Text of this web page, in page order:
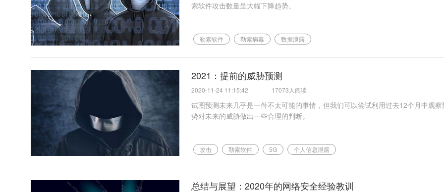
索软件攻击数量呈大幅下降趋势。
勒索软件 勒索病毒 数据泄露
2021：提前的威胁预测
2020-11-24 11:15:42 17073人阅读
试图预测未来几乎是一件不太可能的事情，但我们可以尝试利用过去12个月中观
势对未来的威胁做出一些合理的判断。
攻击 勒索软件 5G 个人信息泄露
总结与展望：2020年的网络安全经验教训